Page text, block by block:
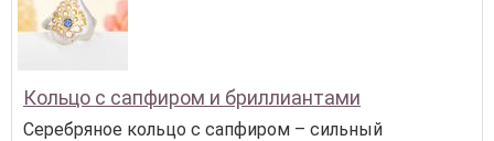
Кольцо с сапфиром и бриллиантами
Серебряное кольцо с сапфиром – сильный